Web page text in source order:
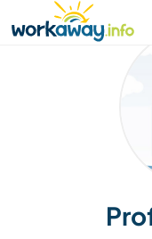
CONTENT
MAIN NAVIGATION